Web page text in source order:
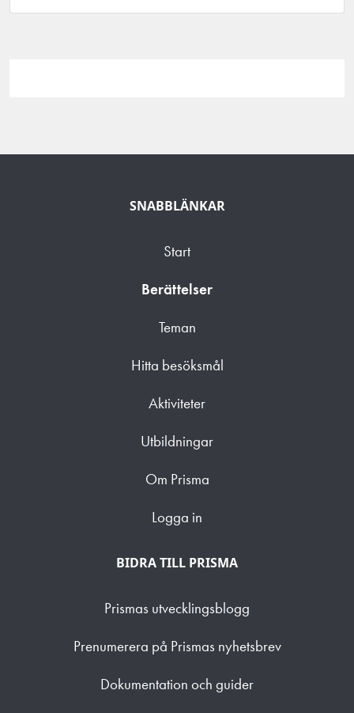
SNABBLÄNKAR
Start
Berättelser
Teman
Hitta besöksmål
Aktiviteter
Utbildningar
Om Prisma
Logga in
BIDRA TILL PRISMA
Prismas utvecklingsblogg
Prenumerera på Prismas nyhetsbrev
Dokumentation och guider